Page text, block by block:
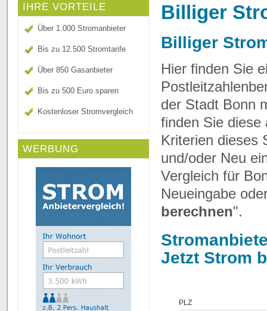
IHRE VORTEILE
Über 1.000 Stromanbieter
Bis zu 12.500 Stromtarife
Über 850 Gasanbieter
Bis zu 500 Euro sparen
Kostenloser Stromvergleich
WERBUNG
Billiger
Billiger
Hier finden Sie
der Stadt Bonn
finden Sie diese
Kriterien dieses
und/oder Neu
Vergleich für
Neueingabe
berechnen".
Jetzt Strom